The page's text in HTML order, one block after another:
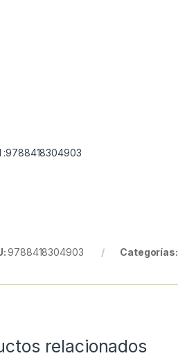
:9788418304903
9788418304903 Categorías:
relacionados